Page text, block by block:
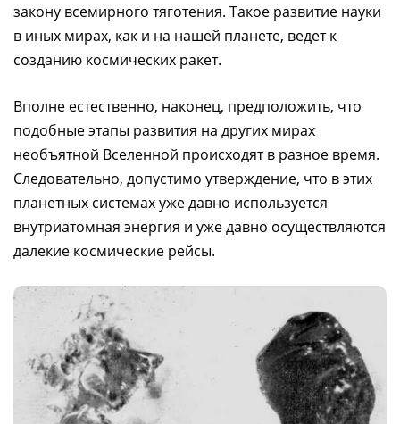
закону всемирного тяготения. Такое развитие науки
в иных мирах, как и на нашей планете, ведет к
созданию космических ракет.
Вполне естественно, наконец, предположить, что
подобные этапы развития на других мирах
необъятной Вселенной происходят в разное время.
Следовательно, допустимо утверждение, что в этих
планетных системах уже давно используется
внутриатомная энергия и уже давно осуществляются
далекие космические рейсы.